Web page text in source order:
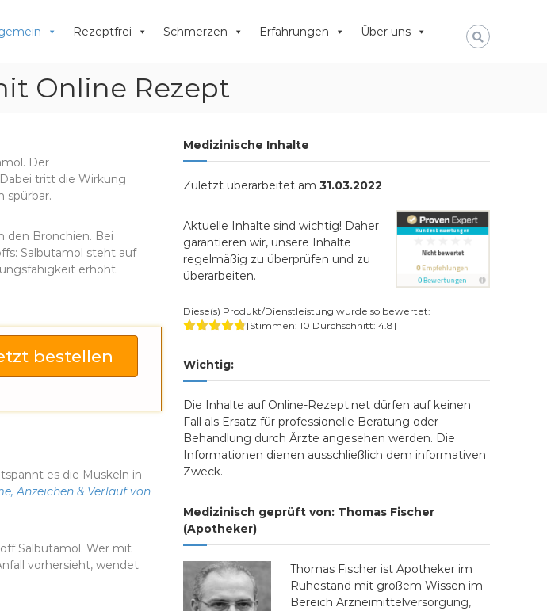
Rezeptfrei Schmerzen Erfahrungen Über uns
Online Rezept
Der
tritt die Wirkung
spürbar.
den Bronchien. Bei
Salbutamol steht auf
erhöht.
bestellen
es die Muskeln in
Anzeichen & Verlauf von
Salbutamol. Wer mit
vorhersieht, wendet
Medizinische Inhalte
Zuletzt überarbeitet am31.03.2022
Aktuelle Inhalte sind wichtig! Daher
garantieren wir, unsere Inhalte
regelmäßig zu überprüfen und zu
überarbeiten.
Diese(s) Produkt/Dienstleistung wurde so bewertet:
[Stimmen:10 Durchschnitt:4.8]
Wichtig:
Die Inhalte auf Online-Rezept.net dürfen auf keinen
Fall als Ersatz für professionelle Beratung oder
Behandlung durch Ärzte angesehen werden. Die
Informationen dienen ausschließlich dem informativen
Zweck.
Medizinisch geprüft von: Thomas Fischer
(Apotheker)
Thomas Fischer ist Apotheker im
Ruhestand mit großem Wissen im
Bereich Arzneimittelversorgung,